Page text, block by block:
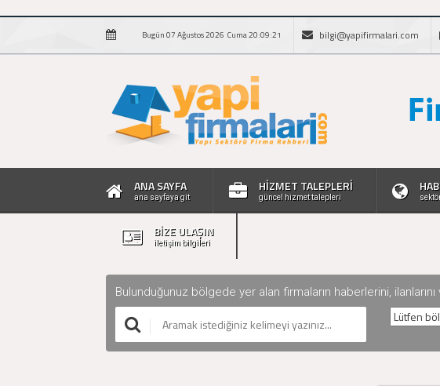
Bugün 07 Ağustos 2026 Cuma 20:09:22 bilgi@yapifirmalari.com
ANA SAYFA
ana sayfaya git
HİZMET TALEPLERİ
güncel hizmet talepleri
BİZE ULAŞIN
iletişim bilgileri
Bulunduğunuz bölgede yer alan firmaların haberlerini,